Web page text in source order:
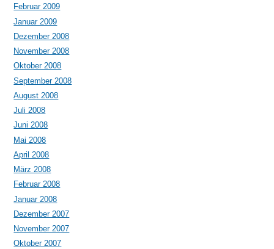
Februar 2009
Januar 2009
Dezember 2008
November 2008
Oktober 2008
September 2008
August 2008
Juli 2008
Juni 2008
Mai 2008
April 2008
März 2008
Februar 2008
Januar 2008
Dezember 2007
November 2007
Oktober 2007